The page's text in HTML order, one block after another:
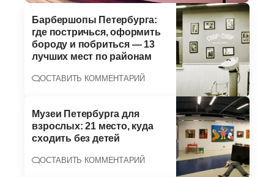
Барбершопы Петербурга:
где постричься, оформить
бороду и побриться — 13
лучших мест по районам
ОСТАВИТЬ КОММЕНТАРИЙ
Музеи Петербурга для
взрослых: 21 место, куда
сходить без детей
ОСТАВИТЬ КОММЕНТАРИЙ